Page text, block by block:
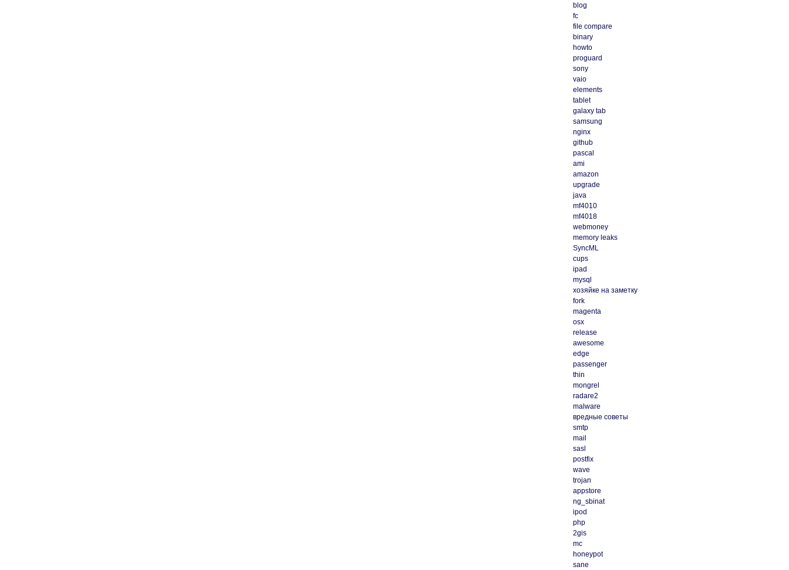
blog
fc
file compare
binary
howto
proguard
sony
vaio
elements
tablet
galaxy tab
samsung
nginx
github
pascal
ami
amazon
upgrade
java
mf4010
mf4018
webmoney
memory leaks
SyncML
cups
ipad
mysql
хозяйке на заметку
fork
magenta
osx
release
awesome
edge
passenger
thin
mongrel
radare2
malware
вредные советы
smtp
mail
sasl
postfix
wave
trojan
appstore
ng_sbinat
ipod
php
2gis
mc
honeypot
sane